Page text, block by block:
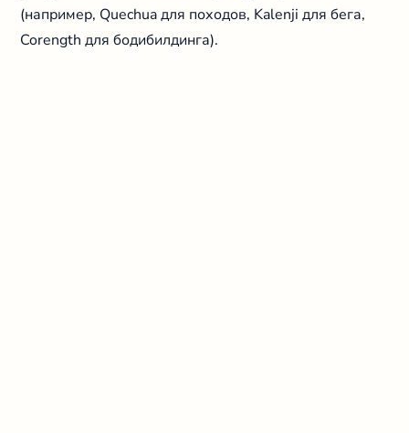
(например, Quechua для походов, Kalenji для бега,
Corength для бодибилдинга).